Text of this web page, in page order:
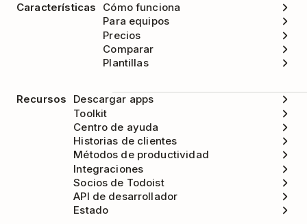
Características
Cómo funciona
Para equipos
Precios
Comparar
Plantillas
Recursos
Descargar apps
Toolkit
Centro de ayuda
Historias de clientes
Métodos de productividad
Integraciones
Socios de Todoist
API de desarrollador
Estado